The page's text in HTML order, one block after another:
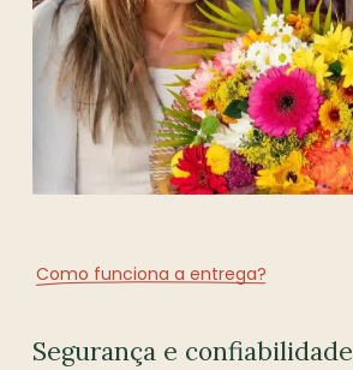
Como funciona a entrega?
Segurança e confiabilidade